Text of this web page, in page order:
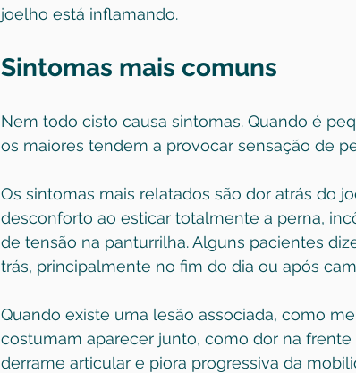
joelho está inflamando.
Sintomas mais comuns
Nem todo cisto causa sintomas. Quando é
os maiores tendem a provocar sensação de
Os sintomas mais relatados são dor atrás do
desconforto ao esticar totalmente a perna,
de tensão na panturrilha. Alguns pacientes
trás, principalmente no fim do dia ou após
Quando existe uma lesão associada, como
costumam aparecer junto, como dor na
derrame articular e piora progressiva da